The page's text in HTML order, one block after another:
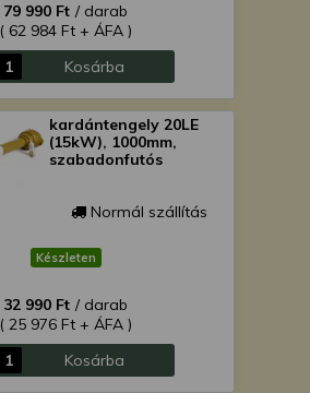
79 990 Ft / darab
( 62 984 Ft + ÁFA )
Kosárba
kardántengely 20LE
(15kW), 1000mm,
szabadonfutós
Normál szállítás
Készleten
32 990 Ft / darab
( 25 976 Ft + ÁFA )
Kosárba